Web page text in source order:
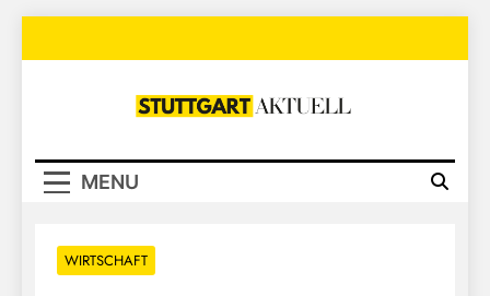
Stuttgart
MENU
WIRTSCHAFT